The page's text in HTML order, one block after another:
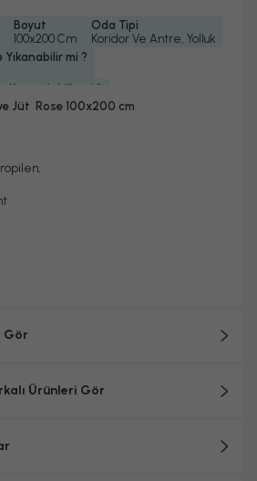
Boyut
100x200 Cm
Oda Tipi
Koridor Ve Antre, Yolluk
Yıkanabilir mi ?
Kurutulabilir mi ?
Makine Halısı
Jüt Rose 100x200 cm
Gör
Ürünleri Gör